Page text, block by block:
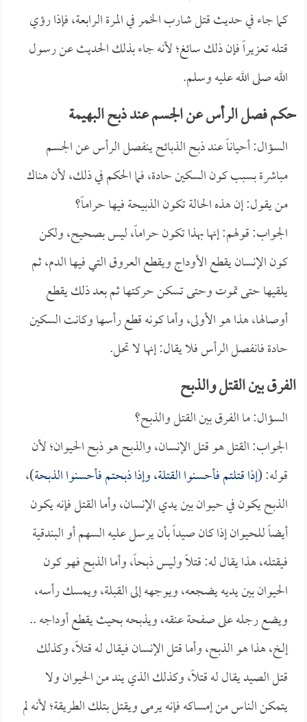
كما جاء في حديث قتل شارب الخمر في المرة الرابعة، فإذا رؤي
قتله تعزيراً فإن ذلك سائغ؛ لأنه جاء بذلك الحديث عن رسول
الله صلى الله عليه وسلم.
حكم فصل الرأس عن الجسم عند ذبح البهيمة
السؤال: أحياناً عند ذبح الذبائح ينفصل الرأس عن الجسم
مباشرة بسبب كون السكين حادة، فما الحكم في ذلك، لأن هناك
من يقول: إن هذه الحالة تكون الذبيحة فيها حراماً؟
الجواب: قولهم: إنها بهذا تكون حراماً، ليس بصحيح، ولكن
كون الإنسان يقطع الأوداج ويقطع العروق التي فيها الدم، ثم
يلقيها حتى تموت وحتى تسكن حركتها ثم بعد ذلك يقطع
أوصالها، هذا هو الأولى، وأما كونه قطع رأسها وكانت السكين
حادة فانفصل الرأس فلا يقال: إنها لا تحل.
الفرق بين القتل والذبح
السؤال: ما الفرق بين القتل والذبح؟
الجواب: القتل هو قتل الإنسان، والذبح هو ذبح الحيوان؛ لأن
قوله: (إذا قتلتم فأحسنوا القتلة، وإذا ذبحتم فأحسنوا الذبحة)،
الذبح يكون في حيوان بين يدي الإنسان، وأما القتل فإنه يكون
أيضاً للحيوان إذا كان صيداً بأن يرسل عليه السهم أو البندقية
فيقتله، هذا يقال له: قتلاً وليس ذبحاً، وأما الذبح فهو كون
الحيوان بين يديه يضجعه، ويوجهه إلى القبلة، ويمسك رأسه،
ويضع رجله على صفحة عنقه، ويذبحه بحيث يقطع أوداجه ..
إلخ، هذا هو الذبح، وأما قتل الإنسان فيقال له قتلاً، وكذلك
قتل الصيد يقال له قتلاً، وكذلك الذي يند من الحيوان ولا
يتمكن الناس من إمساكه فإنه يرمى ويقتل بتلك الطريقة؛ لأنه لم